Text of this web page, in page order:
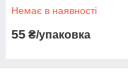
Немає в наявності
55 ₴/упаковка